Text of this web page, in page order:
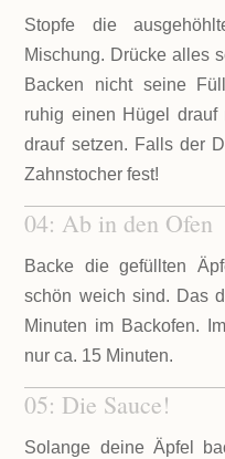
Stopfe die
Mischung. Drücke alles
Backen nicht seine
ruhig einen Hügel drauf
drauf setzen. Falls der
Zahnstocher fest!
04: Ab in den Ofen
Backe die gefüllten
schön weich sind. Das
Minuten im Backofen.
nur ca. 15 Minuten.
05: Die Sauce!
Solange deine Äpfel